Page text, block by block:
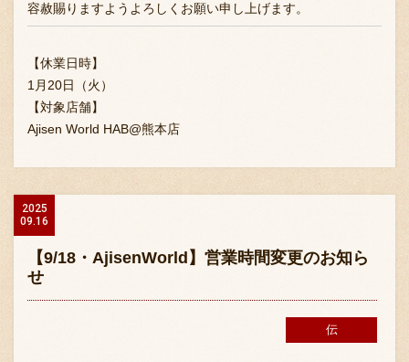
容赦賜りますようよろしくお願い申し上げます。
【休業日時】
1月20日（火）
【対象店舗】
Ajisen World HAB@熊本店
2025
09.16
【9/18・AjisenWorld】営業時間変更のお知ら
せ
伝